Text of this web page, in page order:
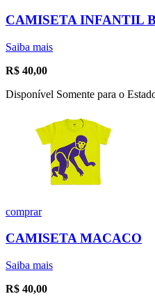
CAMISETA INFANTIL
Saiba mais
R$ 40,00
Disponível Somente para o
comprar
CAMISETA MACACO
Saiba mais
R$ 40,00